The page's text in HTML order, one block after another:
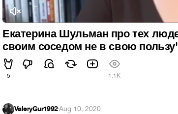
Екатерина Шульман про тех
своим соседом не в свою
5 1.1K
ValeryGur1992·Aug 10, 2020